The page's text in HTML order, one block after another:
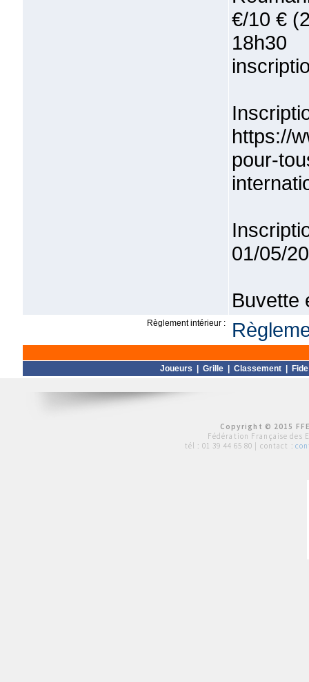
€/10 €
https://
pour-
01/05/
Buvette
Règlement intérieur :
Joueurs Grille Classement Fide
Copyright © 2015
Fédération Française des
tél : 01 39 44 65 80 | contact :